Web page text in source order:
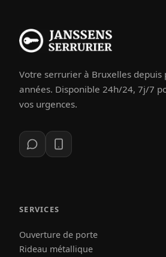
Votre serrurier à Bruxelles depuis
années. Disponible 24h/24, 7j/7
vos urgences.
SERVICES
Ouverture de porte
Rideau métallique